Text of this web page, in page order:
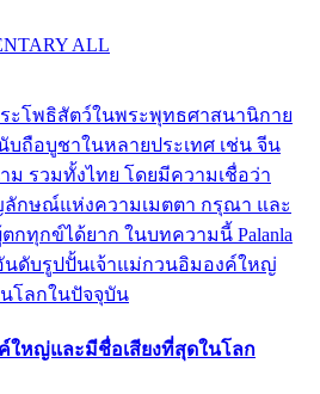
ALL
ะโพธิสัตว์ในพระพุทธศาสนานิกาย
บถือบูชาในหลายประเทศ เช่น จีน
ม รวมทั้งไทย โดยมีความเชื่อว่า
กษณ์แห่งความเมตตา กรุณา และ
กทุกข์ได้ยาก ในบทความนี้ Palanla
นดับรูปปั้นเจ้าแม่กวนอิมองค์ใหญ่
โลกในปัจจุบัน
ใหญ่และมีชื่อเสียงที่สุดในโลก